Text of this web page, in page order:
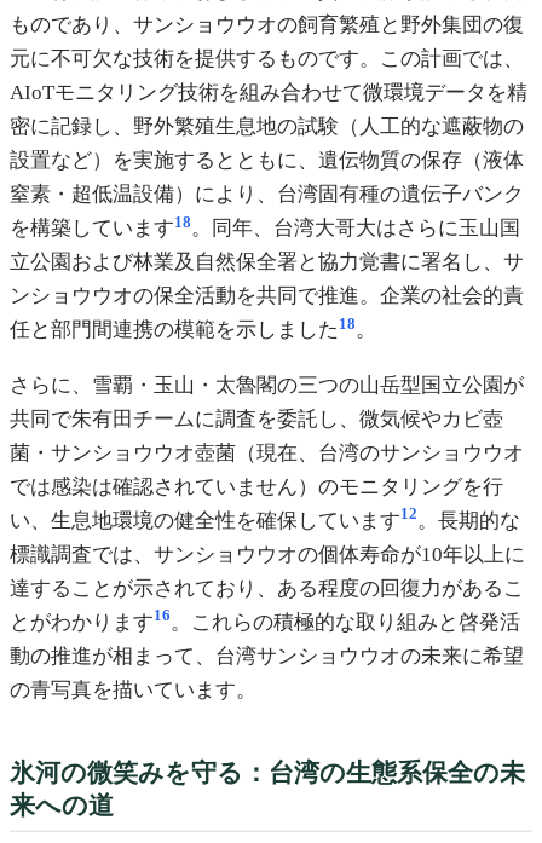
ものであり、サンショウウオの飼育繁殖と野外集団の復
元に不可欠な技術を提供するものです。この計画では、
AIoTモニタリング技術を組み合わせて微環境データを精
密に記録し、野外繁殖生息地の試験（人工的な遮蔽物の
設置など）を実施するとともに、遺伝物質の保存（液体
窒素・超低温設備）により、台湾固有種の遺伝子バンク
を構築しています18。同年、台湾大哥大はさらに玉山国
立公園および林業及自然保全署と協力覚書に署名し、サ
ンショウウオの保全活動を共同で推進。企業の社会的責
任と部門間連携の模範を示しました 18。
さらに、雪覇・玉山・太魯閣の三つの山岳型国立公園が
共同で朱有田チームに調査を委託し、微気候やカビ壺
菌・サンショウウオ壺菌（現在、台湾のサンショウウオ
では感染は確認されていません）のモニタリングを行
い、生息地環境の健全性を確保しています12。長期的な
標識調査では、サンショウウオの個体寿命が10年以上に
達することが示されており、ある程度の回復力があるこ
とがわかります16。これらの積極的な取り組みと啓発活
動の推進が相まって、台湾サンショウウオの未来に希望
の青写真を描いています。
氷河の微笑みを守る：台湾の生態系保全の未
来への道